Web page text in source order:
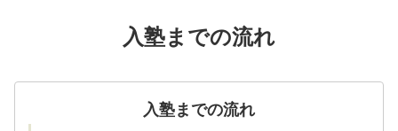
入塾までの流れ
入塾までの流れ